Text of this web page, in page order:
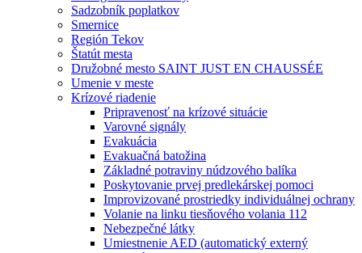
Sadzobník poplatkov
Smernice
Región Tekov
Štatút mesta
Družobné mesto SAINT JUST EN CHAUSSÉE
Umenie v meste
Krízové riadenie
Pripravenosť na krízové situácie
Varovné signály
Evakuácia
Evakuačná batožina
Základné potraviny núdzového balíka
Poskytovanie prvej predlekárskej pomoci
Improvizované prostriedky individuálnej ochrany
Volanie na linku tiesňového volania 112
Nebezpečné látky
Umiestnenie AED (automatický externý